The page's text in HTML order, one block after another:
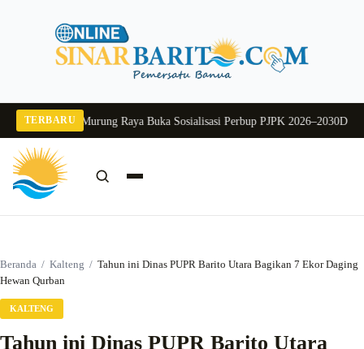
TERBARU
Pj Sekda Murung Raya Buka Sosialisasi Perbup PJPK 2026–2030Dukung
Beranda / Kalteng / Tahun ini Dinas PUPR Barito Utara Bagikan 7 Ekor Daging
Hewan Qurban
KALTENG
Tahun ini Dinas PUPR Barito Utara